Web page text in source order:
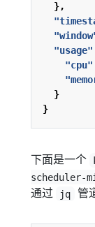
},
"usage"
"cpu"
}
}
下面是一个
scheduler-
通过
jq 管